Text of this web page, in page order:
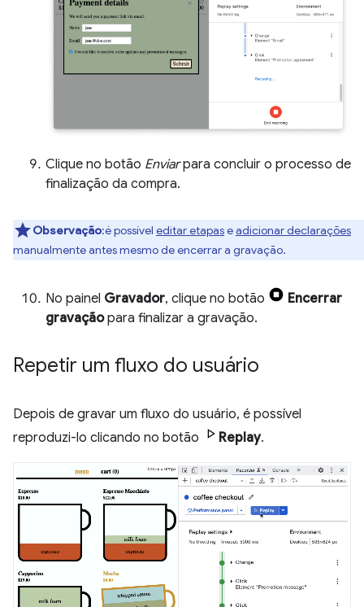
Clique no botão Enviarpara concluir o processo de
finalização da compra.
Observação:é possível editar etapaseadicionar declarações
manualmente antes mesmo de encerrar a gravação.
No painel Gravador, clique no botão
Encerrar
gravaçãopara finalizar a gravação.
Repetir um fluxo do usuário
Depois de gravar um fluxo do usuário, é possível
reproduzi-lo clicando no botão
Replay.